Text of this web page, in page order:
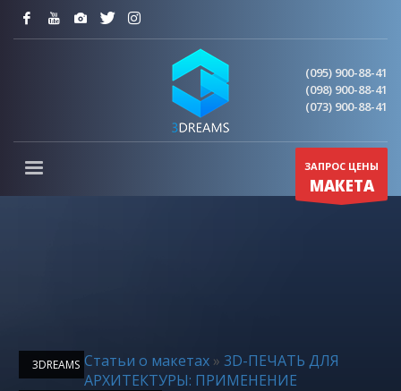
(095) 900-88-41
(098) 900-88-41
(073) 900-88-41
ЗАПРОС ЦЕНЫ
МАКЕТА
3DREAMS Статьи о макетах » 3D-ПЕЧАТЬ ДЛЯ
АРХИТЕКТУРЫ: ПРИМЕНЕНИЕ